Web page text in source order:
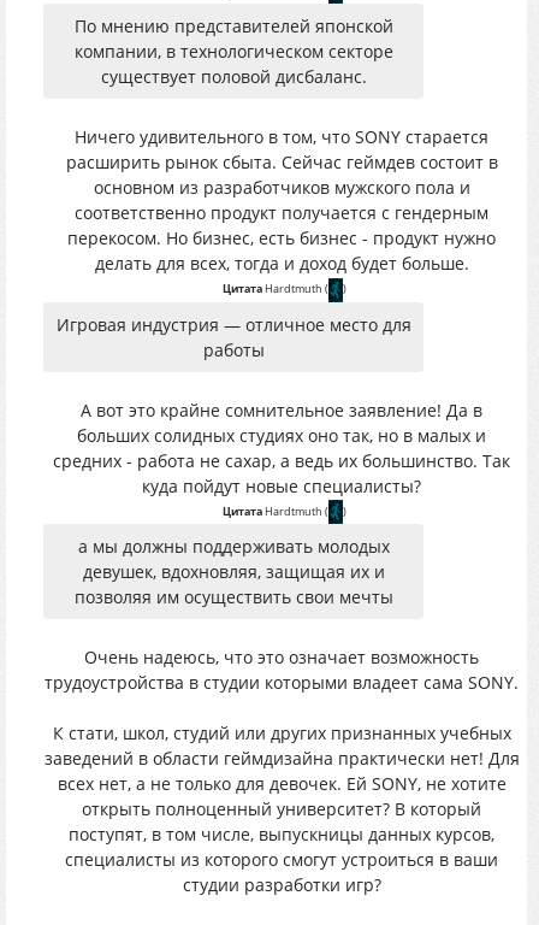
По мнению представителей японской
компании, в технологическом секторе
существует половой дисбаланс.
Ничего удивительного в том, что SONY старается
расширить рынок сбыта. Сейчас геймдев состоит в
основном из разработчиков мужского пола и
соответственно продукт получается с гендерным
перекосом. Но бизнес, есть бизнес - продукт нужно
делать для всех, тогда и доход будет больше.
ЦитатаHardtmuth ( )
Игровая индустрия — отличное место для
работы
А вот это крайне сомнительное заявление! Да в
больших солидных студиях оно так, но в малых и
средних - работа не сахар, а ведь их большинство. Так
куда пойдут новые специалисты?
ЦитатаHardtmuth ( )
а мы должны поддерживать молодых
девушек, вдохновляя, защищая их и
позволяя им осуществить свои мечты
Очень надеюсь, что это означает возможность
трудоустройства в студии которыми владеет сама SONY.
К стати, школ, студий или других признанных учебных
заведений в области геймдизайна практически нет! Для
всех нет, а не только для девочек. Ей SONY, не хотите
открыть полноценный университет? В который
поступят, в том числе, выпускницы данных курсов,
специалисты из которого смогут устроиться в ваши
студии разработки игр?